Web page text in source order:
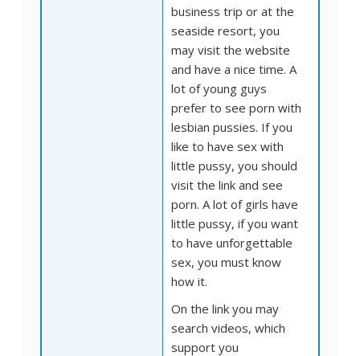
business trip or at the
seaside resort, you
may visit the website
and have a nice time. A
lot of young guys
prefer to see porn with
lesbian pussies. If you
like to have sex with
little pussy, you should
visit the link and see
porn. A lot of girls have
little pussy, if you want
to have unforgettable
sex, you must know
how it.
On the link you may
search videos, which
support you